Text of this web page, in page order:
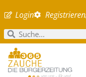
Login Registrieren